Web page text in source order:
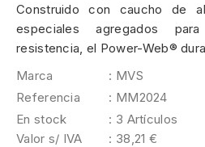
Construido con caucho de
especiales agregados
resistencia, el Power-Web®
Marca
: MVS
Referencia
: MM2024
En stock
: 3 Artículos
Valor s/ IVA
: 38,21 €